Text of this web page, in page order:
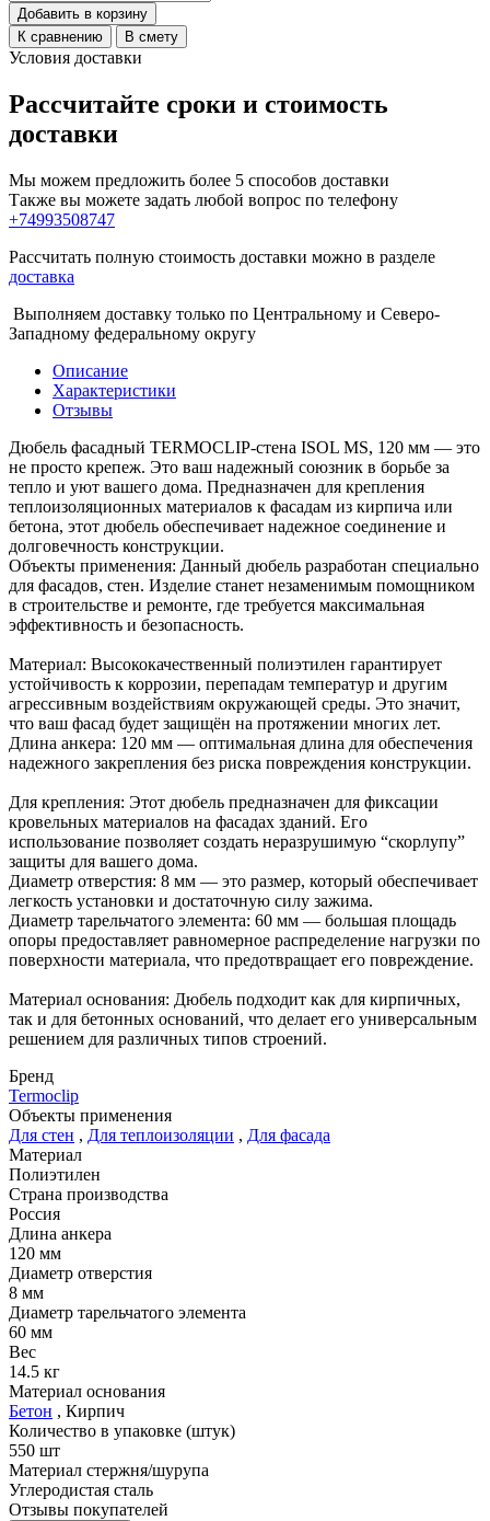
Добавить в корзину
К сравнению
В смету
Условия доставки
Рассчитайте сроки и стоимость
доставки
Мы можем предложить более 5 способов доставки
Также вы можете задать любой вопрос по телефону
+74993508747
Рассчитать полную стоимость доставки можно в разделе
доставка
Выполняем доставку только по Центральному и Северо-
Западному федеральному округу
Описание
Характеристики
Отзывы
Дюбель фасадный TERMOCLIP-стена ISOL MS, 120 мм — это
не просто крепеж. Это ваш надежный союзник в борьбе за
тепло и уют вашего дома. Предназначен для крепления
теплоизоляционных материалов к фасадам из кирпича или
бетона, этот дюбель обеспечивает надежное соединение и
долговечность конструкции.
Объекты применения: Данный дюбель разработан специально
для фасадов, стен. Изделие станет незаменимым помощником
в строительстве и ремонте, где требуется максимальная
эффективность и безопасность.
Материал: Высококачественный полиэтилен гарантирует
устойчивость к коррозии, перепадам температур и другим
агрессивным воздействиям окружающей среды. Это значит,
что ваш фасад будет защищён на протяжении многих лет.
Длина анкера: 120 мм — оптимальная длина для обеспечения
надежного закрепления без риска повреждения конструкции.
Для крепления: Этот дюбель предназначен для фиксации
кровельных материалов на фасадах зданий. Его
использование позволяет создать неразрушимую “скорлупу”
защиты для вашего дома.
Диаметр отверстия: 8 мм — это размер, который обеспечивает
легкость установки и достаточную силу зажима.
Диаметр тарельчатого элемента: 60 мм — большая площадь
опоры предоставляет равномерное распределение нагрузки по
поверхности материала, что предотвращает его повреждение.
Материал основания: Дюбель подходит как для кирпичных,
так и для бетонных оснований, что делает его универсальным
решением для различных типов строений.
Бренд
Termoclip
Объекты применения
Для стен , Для теплоизоляции , Для фасада
Материал
Полиэтилен
Страна производства
Россия
Длина анкера
120 мм
Диаметр отверстия
8 мм
Диаметр тарельчатого элемента
60 мм
Вес
14.5 кг
Материал основания
Бетон , Кирпич
Количество в упаковке (штук)
550 шт
Материал стержня/шурупа
Углеродистая сталь
Отзывы покупателей